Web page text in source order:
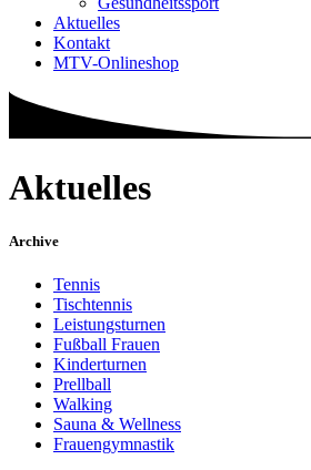
Aktuelles
Kontakt
MTV-Onlineshop
Aktuelles
Archive
Tennis
Tischtennis
Leistungsturnen
Fußball Frauen
Kinderturnen
Prellball
Walking
Sauna & Wellness
Frauengymnastik